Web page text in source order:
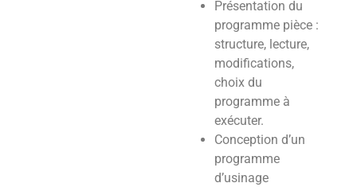
Présentation du
programme pièce :
structure, lecture,
modifications,
choix du
programme à
exécuter.
Conception d’un
programme
d’usinage